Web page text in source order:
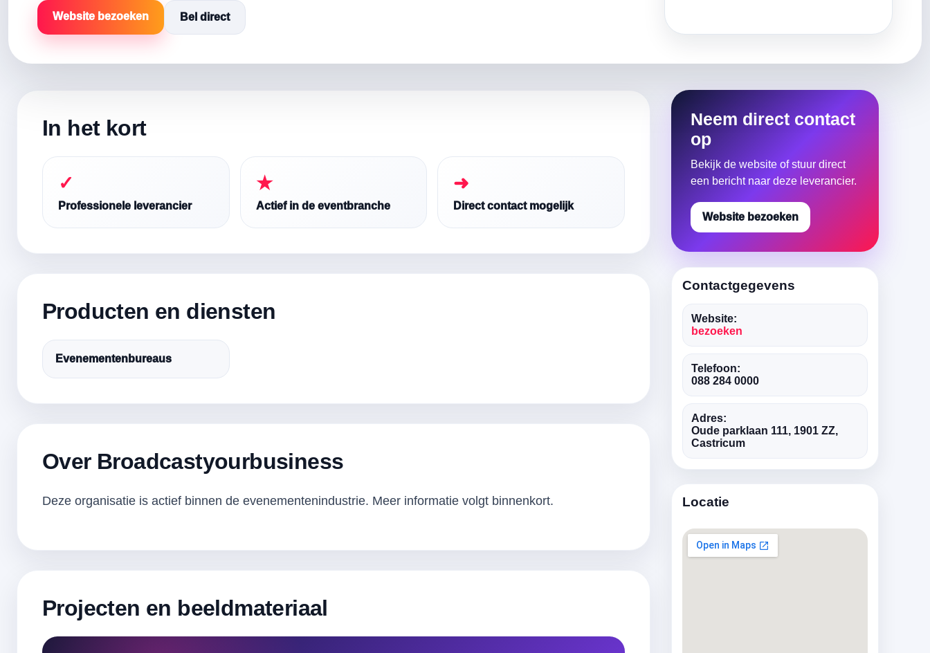
Website bezoeken Bel direct
In het kort
✓
Professionele leverancier
★
Actief in de eventbranche
➜
Direct contact mogelijk
Producten en diensten
Evenementenbureaus
Over Broadcastyourbusiness
Deze organisatie is actief binnen de evenementenindustrie. Meer informatie volgt binnenkort.
Projecten en beeldmateriaal
Neem direct contact
op
Bekijk de website of stuur direct
een bericht naar deze leverancier.
Website bezoeken
Contactgegevens
Website:
bezoeken
Telefoon:
088 284 0000
Adres:
Oude parklaan 111, 1901 ZZ,
Castricum
Locatie